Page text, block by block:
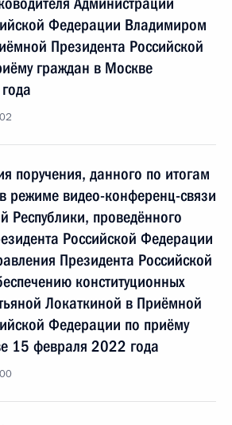
Федерации Владимиром
Президента Российской
граждан в Москве
поручения, данного по итогам
режиме видео-конференц-связи
Республики, проведённого
Российской Федерации
Президента Российской
конституционных
Локаткиной в Приёмной
Федерации по приёму
15 февраля 2022 года